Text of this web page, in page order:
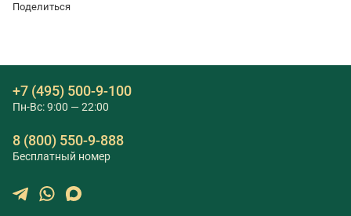
Поделиться
+7 (495) 500-9-100
Пн-Вс: 9:00 — 22:00
8 (800) 550-9-888
Бесплатный номер